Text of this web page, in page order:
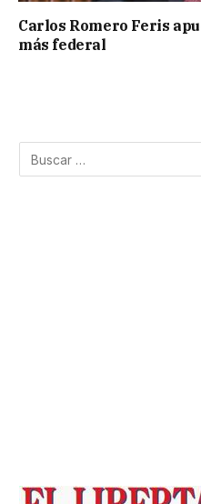
Carlos Romero Feris
más federal